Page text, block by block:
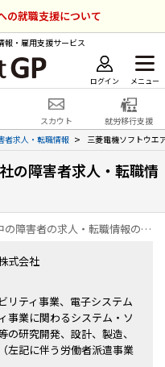
の就職支援について
報・雇用支援サービス
ログイン メニュー
スカウト
就労移行支援
者求人・転職情報 三菱電機ソフトウエ
の障害者求人・転職情
三菱電機ソフトウエア株式会社が採用中の障害者の求人・転職情報の一覧ページです。
式会社
リティ事業、電子システム
事業に関わるシステム・ソ
の研究開発、設計、製造、
左記に伴う労働者派遣事業
ジーピー
ナップ
ービス
会員登録 無料